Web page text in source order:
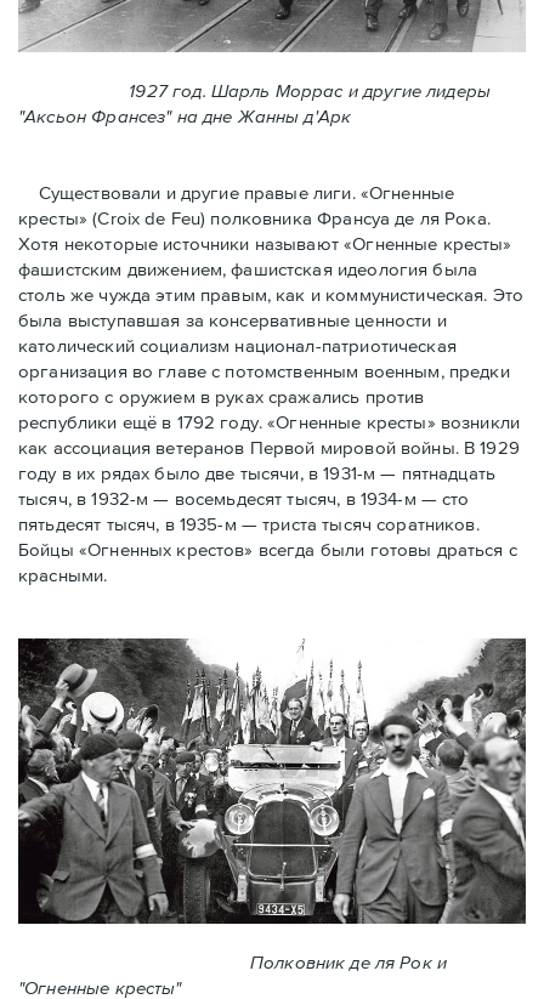
1927 год. Шарль Моррас и другие лидеры
"Аксьон Франсез" на дне Жанны д'Арк
Существовали и другие правые лиги. «Огненные
кресты» (Croix de Feu) полковника Франсуа де ля Рока.
Хотя некоторые источники называют «Огненные крeсты»
фашистским движением, фашистская идеология была
столь же чужда этим правым, как и коммунистическая. Это
была выступавшая за консервативные ценности и
католический социализм национал-патриотическая
организация во главе с потомственным военным, предки
которого с оружием в руках сражались против
республики ещё в 1792 году. «Огненные кресты» возникли
как ассоциация ветеранов Первой мировой войны. В 1929
году в их рядах было две тысячи, в 1931-м — пятнадцать
тысяч, в 1932-м — восемьдесят тысяч, в 1934-м — сто
пятьдесят тысяч, в 1935-м — триста тысяч соратников.
Бойцы «Огненных крестов» всегда были готовы драться с
красными.
Полковник де ля Рок и
"Огненные кресты"